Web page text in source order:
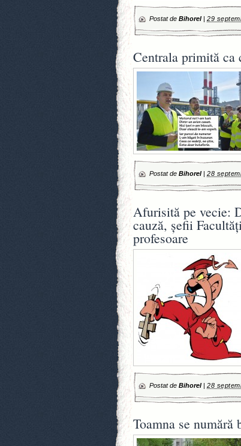
Postat de Bihorel| 29
Centrala primită ca
Postat de Bihorel| 28
Afurisită pe vecie:
cauză, şefii
profesoare
Postat de Bihorel| 28
Toamna se